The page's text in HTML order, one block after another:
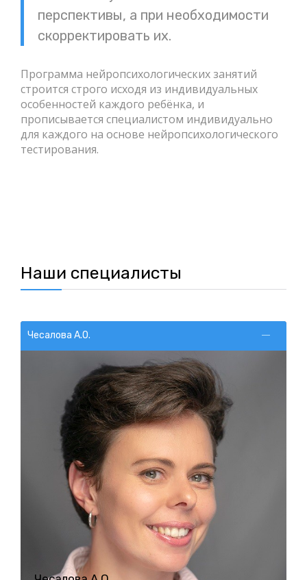
перспективы, а при необходимости
скорректировать их.
Программа нейропсихологических занятий
строится строго исходя из индивидуальных
особенностей каждого ребёнка, и
прописывается специалистом индивидуально
для каждого на основе нейропсихологического
тестирования.
Наши специалисты
Чесалова А.О.